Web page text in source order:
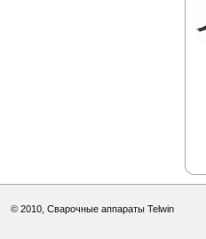
© 2010, Сварочные аппараты Telwin